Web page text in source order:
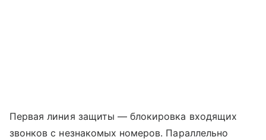
Первая линия защиты — блокировка входящих
звонков с незнакомых номеров. Параллельно